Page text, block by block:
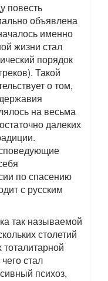
повесть
объявлена
именно
жизни стал
порядок
Такой
о том,
на весьма
далеких
по спасению
с русским
так называемой
столетий
стал
психоз,